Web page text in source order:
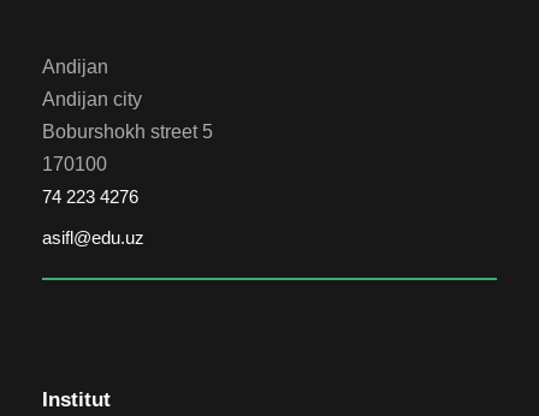
Andijan
Andijan city
Boburshokh street 5
170100
74 223 4276
asifl@edu.uz
Institut